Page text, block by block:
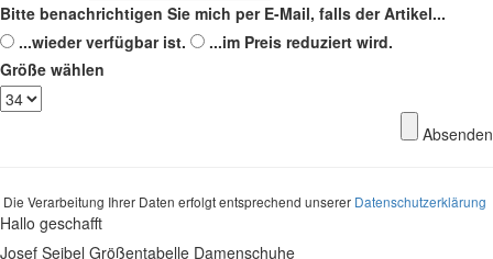
Bitte benachrichtigen Sie mich per E-Mail, falls der Artikel...
...wieder verfügbar ist.
...im Preis reduziert wird.
Größe wählen
Absenden
Die Verarbeitung Ihrer Daten erfolgt entsprechend unserer Datenschutzerklärung
Hallo geschafft
Josef Seibel Größentabelle Damenschuhe